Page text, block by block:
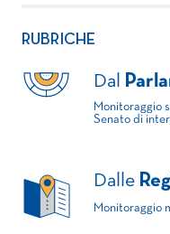
RUBRICHE
Dal
Monitoraggio
Senato di
Dalle
Monitoraggio